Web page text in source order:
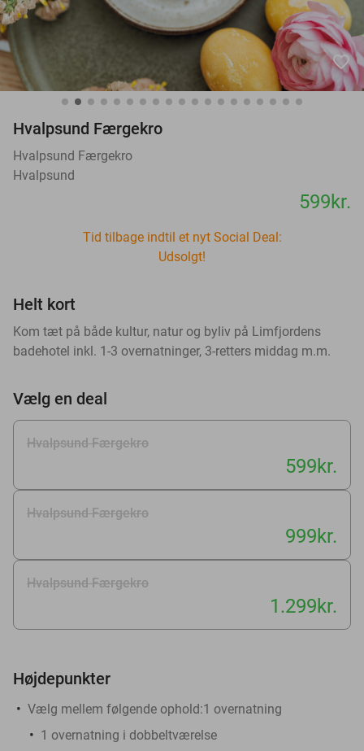
favorite_border
Hvalpsund Færgekro
Hvalpsund Færgekro
Hvalpsund
599kr.
Tid tilbage indtil et nyt Social Deal:
Udsolgt!
Helt kort
Kom tæt på både kultur, natur og byliv på Limfjordens
badehotel inkl. 1-3 overnatninger, 3-retters middag m.m.
Vælg en deal
Hvalpsund Færgekro
599kr.
Hvalpsund Færgekro
999kr.
Hvalpsund Færgekro
1.299kr.
Højdepunkter
Vælg mellem følgende ophold:1 overnatning
1 overnatning i dobbeltværelse